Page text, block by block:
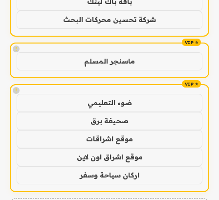
شركة تحسين محركات البحث
!
ماسنجر المسلم
!
ضوء التعليمي
صحيفة برق
موقع اشراقات
موقع اشراق اون لاين
اركان سياحة وسفر